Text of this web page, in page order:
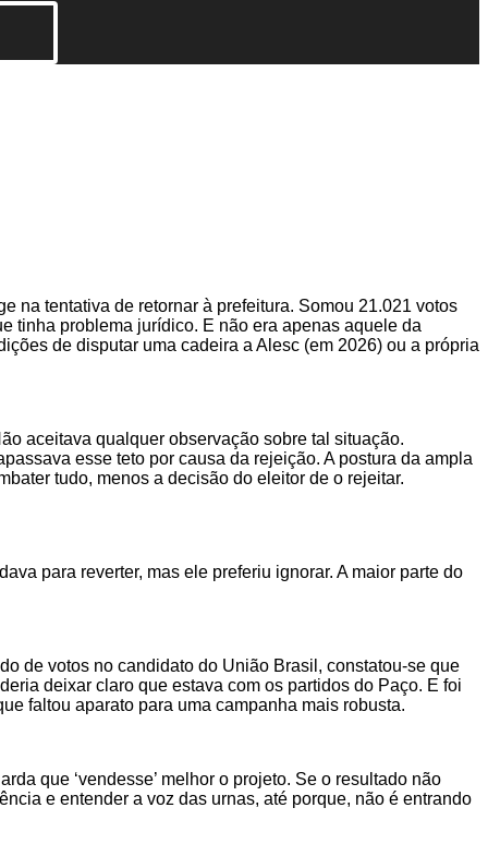
na tentativa de retornar à prefeitura. Somou 21.021 votos
tinha problema jurídico. E não era apenas aquele da
de disputar uma cadeira a Alesc (em 2026) ou a própria
aceitava qualquer observação sobre tal situação.
esse teto por causa da rejeição. A postura da ampla
tudo, menos a decisão do eleitor de o rejeitar.
para reverter, mas ele preferiu ignorar. A maior parte do
de votos no candidato do União Brasil, constatou-se que
deixar claro que estava com os partidos do Paço. E foi
faltou aparato para uma campanha mais robusta.
que ‘vendesse’ melhor o projeto. Se o resultado não
e entender a voz das urnas, até porque, não é entrando